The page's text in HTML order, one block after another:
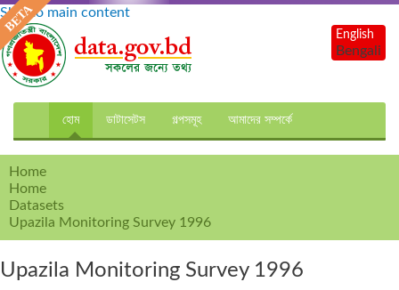
Skip to main content
হোম ডাটাসেটস গল্পসমূহ আমাদের সম্পর্কে
English
Bengali
Home
Home
Datasets
Upazila Monitoring Survey 1996
Upazila Monitoring Survey 1996